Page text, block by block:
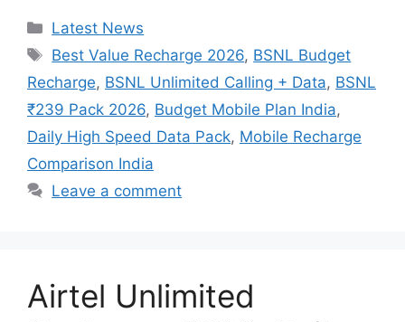
Categories
Latest News
Tags
Best Value Recharge 2026, BSNL Budget
Recharge, BSNL Unlimited Calling + Data, BSNL
₹239 Pack 2026, Budget Mobile Plan India,
Daily High Speed Data Pack, Mobile Recharge
Comparison India
Leave a comment
Airtel Unlimited